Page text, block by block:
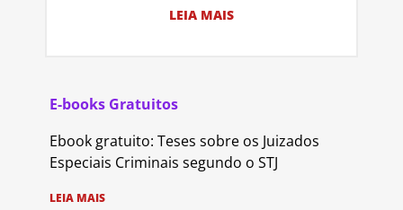
LEIA MAIS
E-books Gratuitos
Ebook gratuito: Teses sobre os Juizados
Especiais Criminais segundo o STJ
LEIA MAIS